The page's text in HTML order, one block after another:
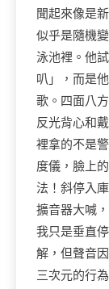
聞起來像是
似乎是隨機
泳池裡。他
叭」，而是
歌。四面八
反光背心和
裡拿的不是
度儀，臉上
法！斜停入
擴音器大喊
我只是垂直
解，但聲音
三次元的行